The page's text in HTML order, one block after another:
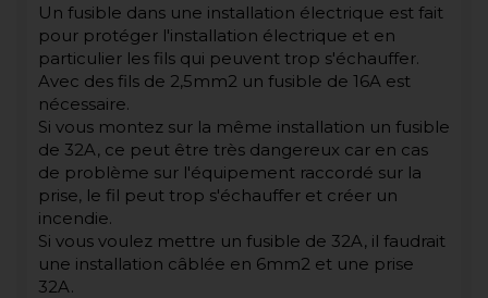
Un fusible dans une installation électrique est fait
pour protéger l'installation électrique et en
particulier les fils qui peuvent trop s'échauffer.
Avec des fils de 2,5mm2 un fusible de 16A est
nécessaire.
Si vous montez sur la même installation un fusible
de 32A, ce peut être très dangereux car en cas
de problème sur l'équipement raccordé sur la
prise, le fil peut trop s'échauffer et créer un
incendie.
Si vous voulez mettre un fusible de 32A, il faudrait
une installation câblée en 6mm2 et une prise
32A.